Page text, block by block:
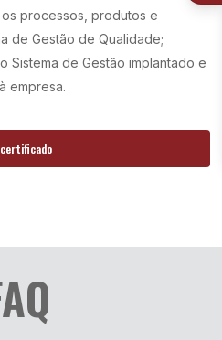
de Gestão de Qualidade;
empresa.